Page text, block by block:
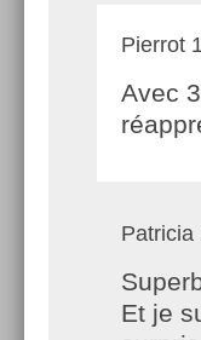
Pierrot
Avec
Patricia
Et je